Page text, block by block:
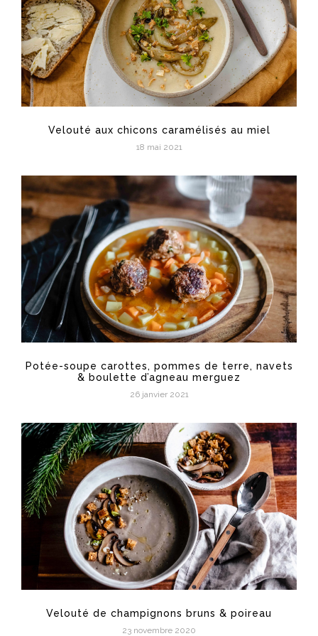
Velouté aux chicons caramélisés au miel
18 mai 2021
Potée-soupe carottes, pommes de terre, navets
& boulette d’agneau merguez
26 janvier 2021
Velouté de champignons bruns & poireau
23 novembre 2020